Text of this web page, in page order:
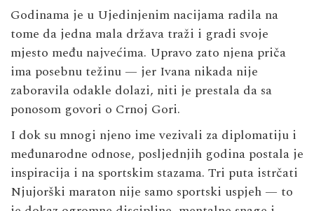
Godinama je u Ujedinjenim nacijama radila na
tome da jedna mala država traži i gradi svoje
mjesto među najvećima. Upravo zato njena priča
ima posebnu težinu — jer Ivana nikada nije
zaboravila odakle dolazi, niti je prestala da sa
ponosom govori o Crnoj Gori.
I dok su mnogi njeno ime vezivali za diplomatiju i
međunarodne odnose, posljednjih godina postala je
inspiracija i na sportskim stazama. Tri puta istrčati
Njujorški maraton nije samo sportski uspjeh — to